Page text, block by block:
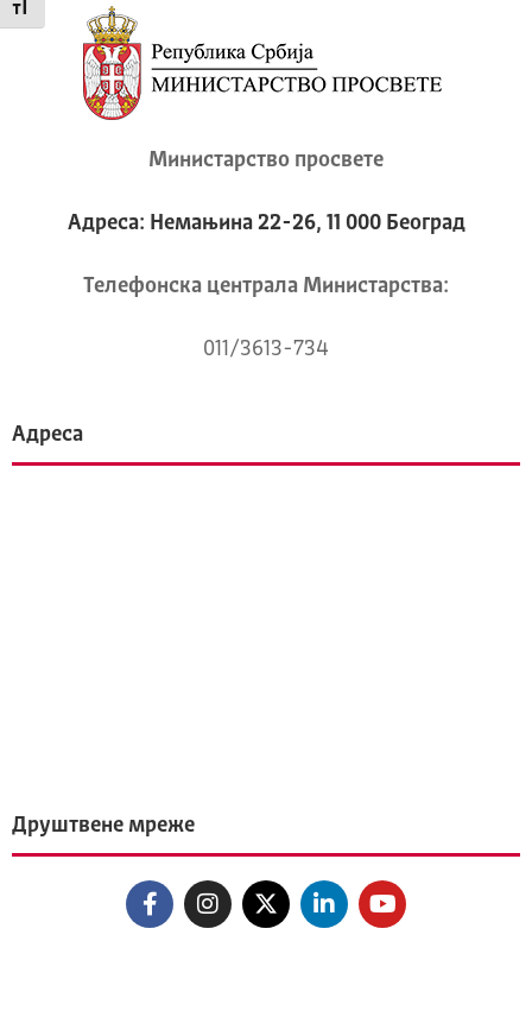
Промени величину слова
Министарство просвете
Адреса: Немањина 22-26, 11 000 Београд
Телeфонска централа Mинистарства:
011/3613-734
Адреса
Друштвене мреже